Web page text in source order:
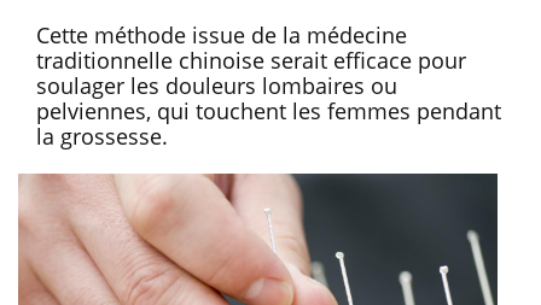
Cette méthode issue de la médecine
traditionnelle chinoise serait efficace pour
soulager les douleurs lombaires ou
pelviennes, qui touchent les femmes pendant
la grossesse.